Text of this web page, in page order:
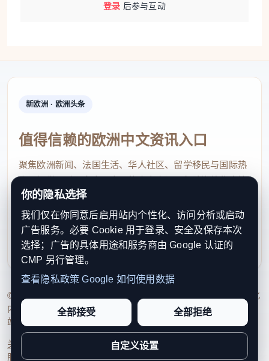
登录 后参与互动
新欧洲 · 欧洲头条
值得信赖的欧洲中文资讯入口
聚焦欧洲新闻、法国生活、华人社区、留学移民与国际热
点，提供及时、真实、实用的中文资讯，帮助海外华人快
速了解欧洲动态。
contact@xinouzhou.com
服务支持、版权与合作：工作日优先处理站务、投稿与权
利通知
© 2026 新欧洲·欧洲头条. All Rights Reserved. 本网站持续优化
内容透明度、联系方式与用户权利说明，以提升品牌信任感和
站点完整度。
关于我们 编辑规范日期归档隐私政策
服务条款联系我们
你的隐私选择
我们仅在你同意后启用站内个性化、访问分析或启动
广告服务。必要 Cookie 用于登录、安全及保存本次
选择；广告的具体用途和服务商由 Google 认证的
CMP 另行管理。
查看隐私政策 Google 如何使用数据
全部接受 全部拒绝
自定义设置